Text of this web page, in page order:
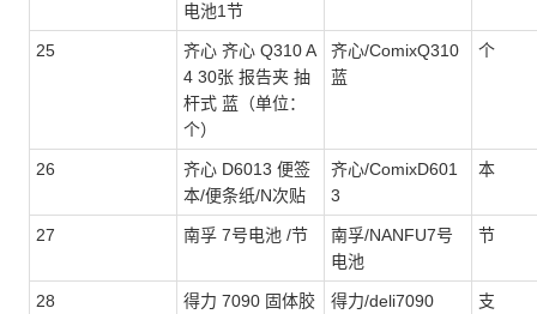
电池1节
25
齐心 齐心 Q310 A
4 30张 报告夹 抽
杆式 蓝（单位：
个）
齐心/ComixQ310
蓝
个
26
齐心 D6013 便签
本/便条纸/N次贴
齐心/ComixD601
3
本
27 南孚 7号电池 /节
南孚/NANFU7号
电池
节
28 得力 7090 固体胶 得力/deli7090 支